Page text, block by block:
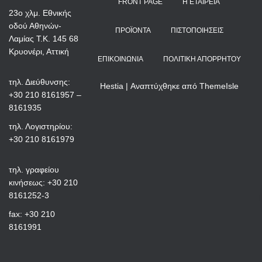
23ο χλμ. Εθνικής
οδού Αθηνών-
Λαμίας Τ.Κ. 145 68
Κρυονέρι, Αττική
τηλ. Διεύθυνσης:
+30 210 8161957 –
8161935
τηλ. Λογιστηρίου:
+30 210 8161979
τηλ. γραφείου
κινήσεως: +30 210
8161252-3
fax: +30 210
8161991
FRONT PAGE Η ΕΤΑΙΡΕΊΑ
ΠΡΟΪΌΝΤΑ ΠΙΣΤΟΠΟΙΉΣΕΙΣ
ΕΠΙΚΟΙΝΩΝΊΑ ΠΟΛΙΤΙΚΉ ΑΠΟΡΡΉΤΟΥ
Hestia | Αναπτύχθηκε από ThemeIsle